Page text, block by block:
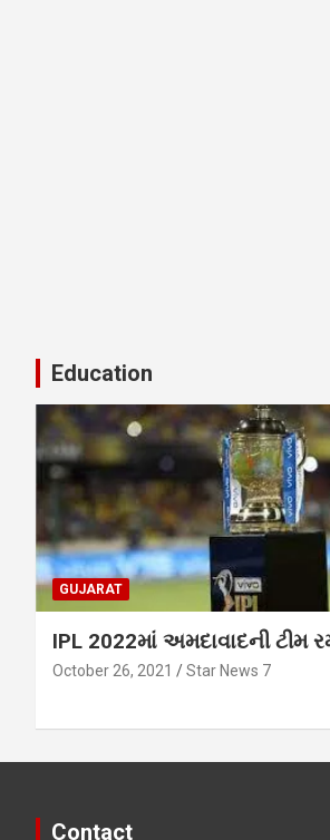
Education
GUJARAT
IPL 2022માં અમદાવાદની ટીમ
October 26, 2021 Star News 7
Contact